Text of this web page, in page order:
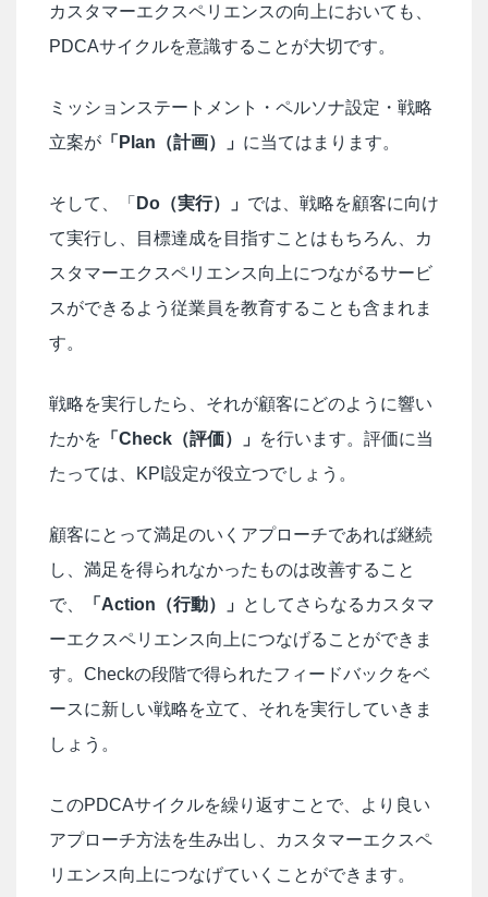
カスタマーエクスペリエンスの向上においても、
PDCAサイクルを意識することが大切です。
ミッションステートメント・ペルソナ設定・戦略
立案が 「Plan（計画）」 に当てはまります。
そして、「 Do（実行）」 では、戦略を顧客に向け
て実行し、目標達成を目指すことはもちろん、カ
スタマーエクスペリエンス向上につながるサービ
スができるよう従業員を教育することも含まれま
す。
戦略を実行したら、それが顧客にどのように響い
たかを 「Check（評価）」 を行います。評価に当
たっては、KPI設定が役立つでしょう。
顧客にとって満足のいくアプローチであれば継続
し、満足を得られなかったものは改善すること
で、
「Action（行動）」 としてさらなるカスタマ
ーエクスペリエンス向上につなげることができま
す。Checkの段階で得られたフィードバックをベ
ースに新しい戦略を立て、それを実行していきま
しょう。
このPDCAサイクルを繰り返すことで、より良い
アプローチ方法を生み出し、カスタマーエクスペ
リエンス向上につなげていくことができます。